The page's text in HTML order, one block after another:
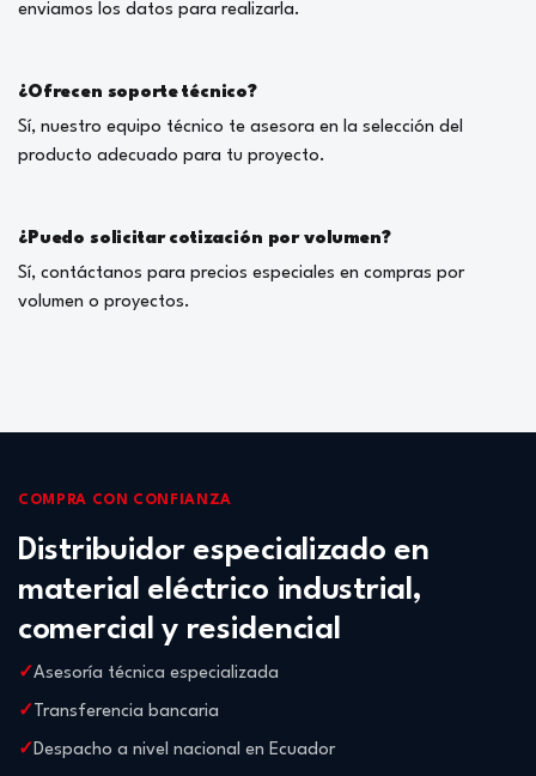
enviamos los datos para realizarla.
¿Ofrecen soporte técnico?
Sí, nuestro equipo técnico te asesora en la selección del
producto adecuado para tu proyecto.
¿Puedo solicitar cotización por volumen?
Sí, contáctanos para precios especiales en compras por
volumen o proyectos.
COMPRA CON CONFIANZA
Distribuidor especializado en
material eléctrico industrial,
comercial y residencial
Asesoría técnica especializada
Transferencia bancaria
Despacho a nivel nacional en Ecuador